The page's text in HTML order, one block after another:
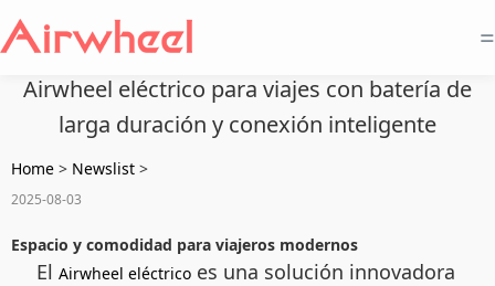
=
Airwheel eléctrico para viajes con batería de
larga duración y conexión inteligente
Home > Newslist >
2025-08-03
Espacio y comodidad para viajeros modernos
El Airwheel eléctrico es una solución innovadora